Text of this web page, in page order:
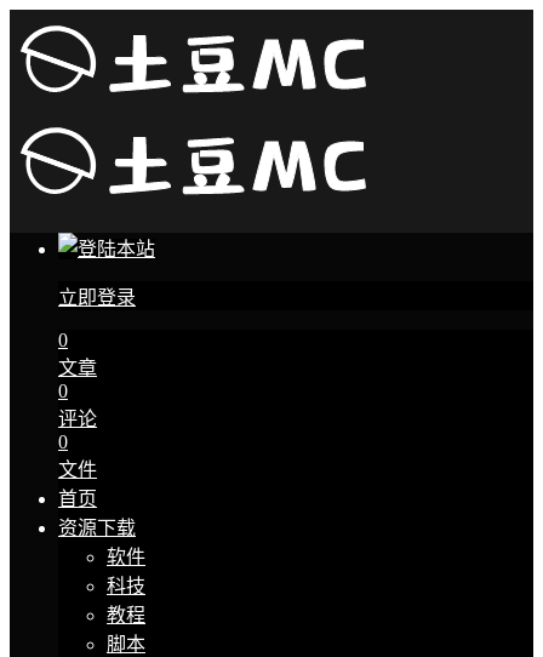
立即登录
0
文章
0
评论
0
文件
首页
资源下载
软件
科技
教程
脚本